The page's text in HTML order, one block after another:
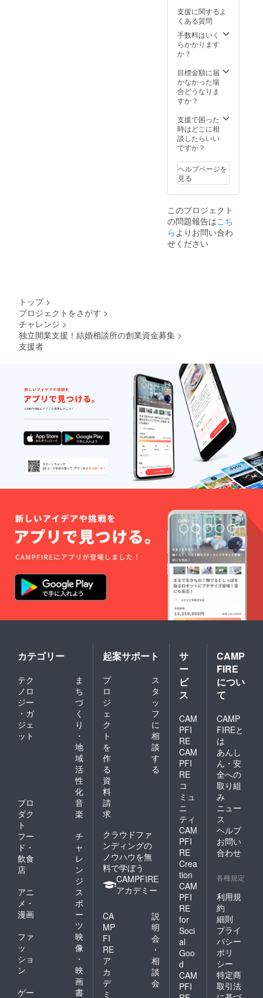
支援に関するよ
くある質問
手数料はいく
らかかります
か？
目標金額に届
かなかった場
合どうなりま
すか？
支援で困った
時はどこに相
談したらいい
ですか？
ヘルプページを
見る
このプロジェクト
の問題報告はこち
らよりお問い合わ
せください
トップ >
プロジェクトをさがす >
チャレンジ >
独立開業支援！結婚相談所の創業資金募集 >
支援者
カテゴリー
テク
ノロ
ジー
・ガ
ジェ
ット
ま
ち
づ
く
り
・
地
域
活
性
化
プロ
ダク
ト
音
楽
フー
ド・
飲食
店
チ
ャ
レ
ン
ジ
アニ
メ・
漫画
ス
ポ
ー
ツ
ファ
ッ
ショ
ン
映
像
・
映
画
ゲー
書
起案サポート
プ
ロ
ジ
ェ
ク
ト
を
作
る
ス
タ
ッ
フ
に
相
談
す
る
資
料
請
求
クラウドファ
ンディングの
ノウハウを無
料で学ぼう
CAMPFIRE
アカデミー
CA
MP
FI
RE
ア
カ
デ
ミ
説
明
会
・
相
談
会
サ
ー
ビ
ス
CAM
PFI
RE
CAM
PFI
RE
コ
ミュ
ニ
ティ
CAM
PFI
RE
Crea
tion
CAM
PFI
RE
for
Soci
al
Goo
d
CAM
PFI
CAMP
FIRE
につい
て
CAMP
FIREと
は
あんし
ん・安
全への
取り組
み
ニュー
ス
ヘルプ
お問い
合わせ
各種規定
利用規
約
細則
プライ
バシー
ポリ
シー
特定商
取引法